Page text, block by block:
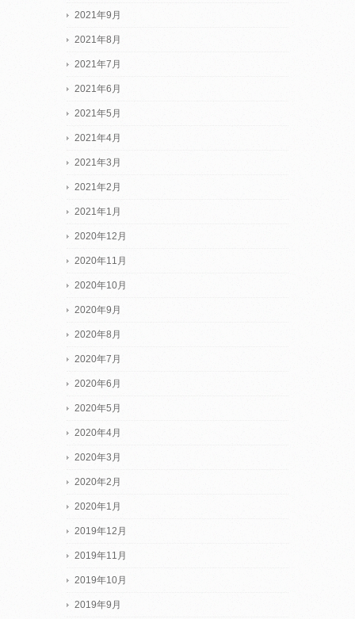
2021年9月
2021年8月
2021年7月
2021年6月
2021年5月
2021年4月
2021年3月
2021年2月
2021年1月
2020年12月
2020年11月
2020年10月
2020年9月
2020年8月
2020年7月
2020年6月
2020年5月
2020年4月
2020年3月
2020年2月
2020年1月
2019年12月
2019年11月
2019年10月
2019年9月